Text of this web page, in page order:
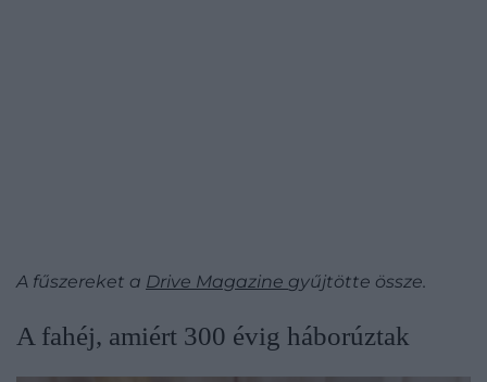
A fűszereket a Drive Magazine gyűjtötte össze.
A fahéj, amiért 300 évig háborúztak